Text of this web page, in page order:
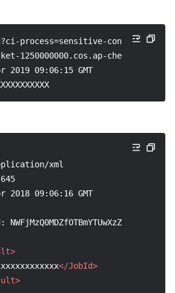
process=sensitive-content-
1250000000.cos.ap-
2019 09:06:15 GMT
xml
2018 09:06:16 GMT
</JobId>